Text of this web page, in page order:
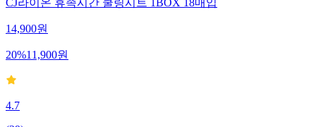
CJ라이온 휴족시간 쿨링시트 1BOX 18매입
14,900원
20%11,900원
4.7